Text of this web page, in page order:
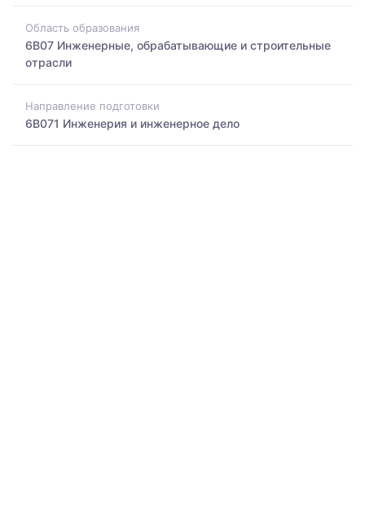
Область образования
6B07 Инженерные, обрабатывающие и строительные
отрасли
Направление подготовки
6B071 Инженерия и инженерное дело